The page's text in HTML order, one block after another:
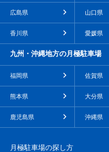
広島県 山口県
香川県 愛媛県
九州・沖縄地方の月極駐車場
福岡県 佐賀県
熊本県 大分県
鹿児島県 沖縄県
月極駐車場の探し方